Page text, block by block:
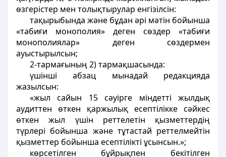
өзгерістер мен толықтырулар енгізілсін:
тақырыбында және бұдан әрі мәтін бойынша
«табиғи монополия» деген сөздер «табиғи
монополиялар» деген сөздермен
ауыстырылсын;
2-тармағының 2) тармақшасында:
үшінші абзац мынадай редакцияда
жазылсын:
«жыл сайын 15 сәуірге міндетті жылдық
аудиттен өткен қаржылық есептілікке сәйкес
өткен жыл үшін реттелетін қызметтердің
түрлері бойынша және тұтастай реттелмейтін
қызметтер бойынша есептілікті ұсынсын.»;
көрсетілген бұйрықпен бекітілген